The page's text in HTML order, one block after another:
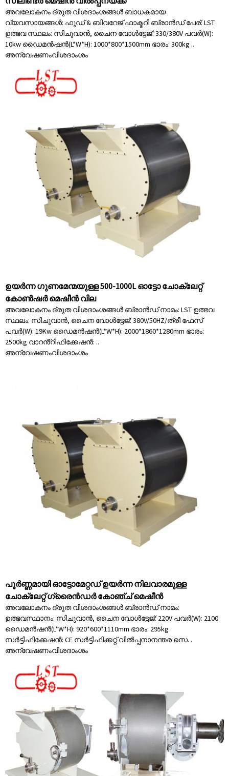
അവലോകനം ദ്രുത വിശദാംശങ്ങൾ ബാധകമായ
വ്യവസായങ്ങൾ: ഫുഡ് & ബിവറേജ് ഫാക്ടറി ബ്രാൻഡ് പേര്: LST
ഉത്ഭവ സ്ഥലം: സിചുവാൻ, ചൈന വോൾട്ടേജ്: 330/380V പവർ(W):
10kw ഡൈമൻഷൻ(L*W*H): 1000*800*1500mm ഭാരം: 300kg ..
അന്വേഷണംവിശദാംശം
ഉയർന്ന ഗുണമേന്മയുള്ള 500-1000L ഓട്ടോ ചോക്ലേറ്റ്
കോൺഷർ മെഷീൻ വില
അവലോകനം ദ്രുത വിശദാംശങ്ങൾ ബ്രാൻഡ് നാമം: LST ഉത്ഭവ
സ്ഥലം: സിചുവാൻ, ചൈന വോൾട്ടേജ്: 380V/50HZ/ത്രീ ഫേസ്
പവർ(W): 19Kw ഡൈമൻഷൻ(L*W*H): 2000*1860*1280mm ഭാരം:
2500kg വാറൻ്റിഫിക്കേഷൻ: ..
അന്വേഷണംവിശദാംശം
പൂർണ്ണമായി ഓട്ടോമേറ്റഡ് ഉയർന്ന നിലവാരമുള്ള
ചോക്ലേറ്റ് ഗ്രൈൻഡർ കോഞ്ച് മെഷീൻ
അവലോകനം ദ്രുത വിശദാംശങ്ങൾ ബ്രാൻഡ് നാമം:
ഉത്ഭവസ്ഥാനം: സിചുവാൻ, ചൈന വോൾട്ടേജ്: 220V പവർ(W): 2100
ഡൈമൻഷൻ(L*W*H): 920*600*1110mm ഭാരം: 295kg
സർട്ടിഫിക്കേഷൻ: CE സർട്ടിഫിക്കറ്റ് വിൽപ്പനാനന്തര സെ. .
അന്വേഷണംവിശദാംശം